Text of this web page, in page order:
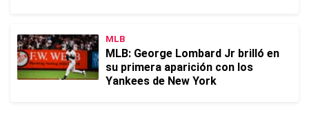
MLB
MLB: George Lombard Jr brilló en
su primera aparición con los
Yankees de New York